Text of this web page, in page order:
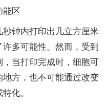
区
钟内打印出几立方厘米
多可能性。然而，受到
当打印完成时，细胞可
方，也不可能通过改变
化。